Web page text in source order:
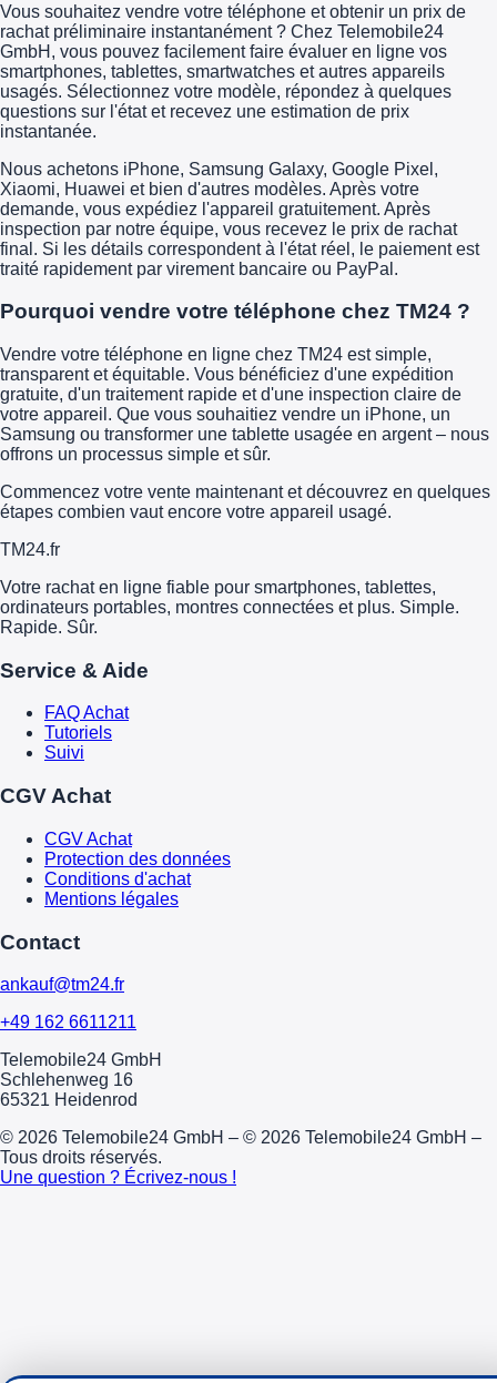
Vous souhaitez vendre votre téléphone et obtenir un prix de
rachat préliminaire instantanément ? Chez Telemobile24
GmbH, vous pouvez facilement faire évaluer en ligne vos
smartphones, tablettes, smartwatches et autres appareils
usagés. Sélectionnez votre modèle, répondez à quelques
questions sur l'état et recevez une estimation de prix
instantanée.
Nous achetons iPhone, Samsung Galaxy, Google Pixel,
Xiaomi, Huawei et bien d'autres modèles. Après votre
demande, vous expédiez l'appareil gratuitement. Après
inspection par notre équipe, vous recevez le prix de rachat
final. Si les détails correspondent à l'état réel, le paiement est
traité rapidement par virement bancaire ou PayPal.
Pourquoi vendre votre téléphone chez TM24 ?
Vendre votre téléphone en ligne chez TM24 est simple,
transparent et équitable. Vous bénéficiez d'une expédition
gratuite, d'un traitement rapide et d'une inspection claire de
votre appareil. Que vous souhaitiez vendre un iPhone, un
Samsung ou transformer une tablette usagée en argent – nous
offrons un processus simple et sûr.
Commencez votre vente maintenant et découvrez en quelques
étapes combien vaut encore votre appareil usagé.
TM24.fr
Votre rachat en ligne fiable pour smartphones, tablettes,
ordinateurs portables, montres connectées et plus. Simple.
Rapide. Sûr.
Service & Aide
FAQ Achat
Tutoriels
Suivi
CGV Achat
CGV Achat
Protection des données
Conditions d'achat
Mentions légales
Contact
ankauf@tm24.fr
+49 162 6611211
Telemobile24 GmbH
Schlehenweg 16
65321 Heidenrod
© 2026 Telemobile24 GmbH – © 2026 Telemobile24 GmbH –
Tous droits réservés.
Une question ? Écrivez-nous !